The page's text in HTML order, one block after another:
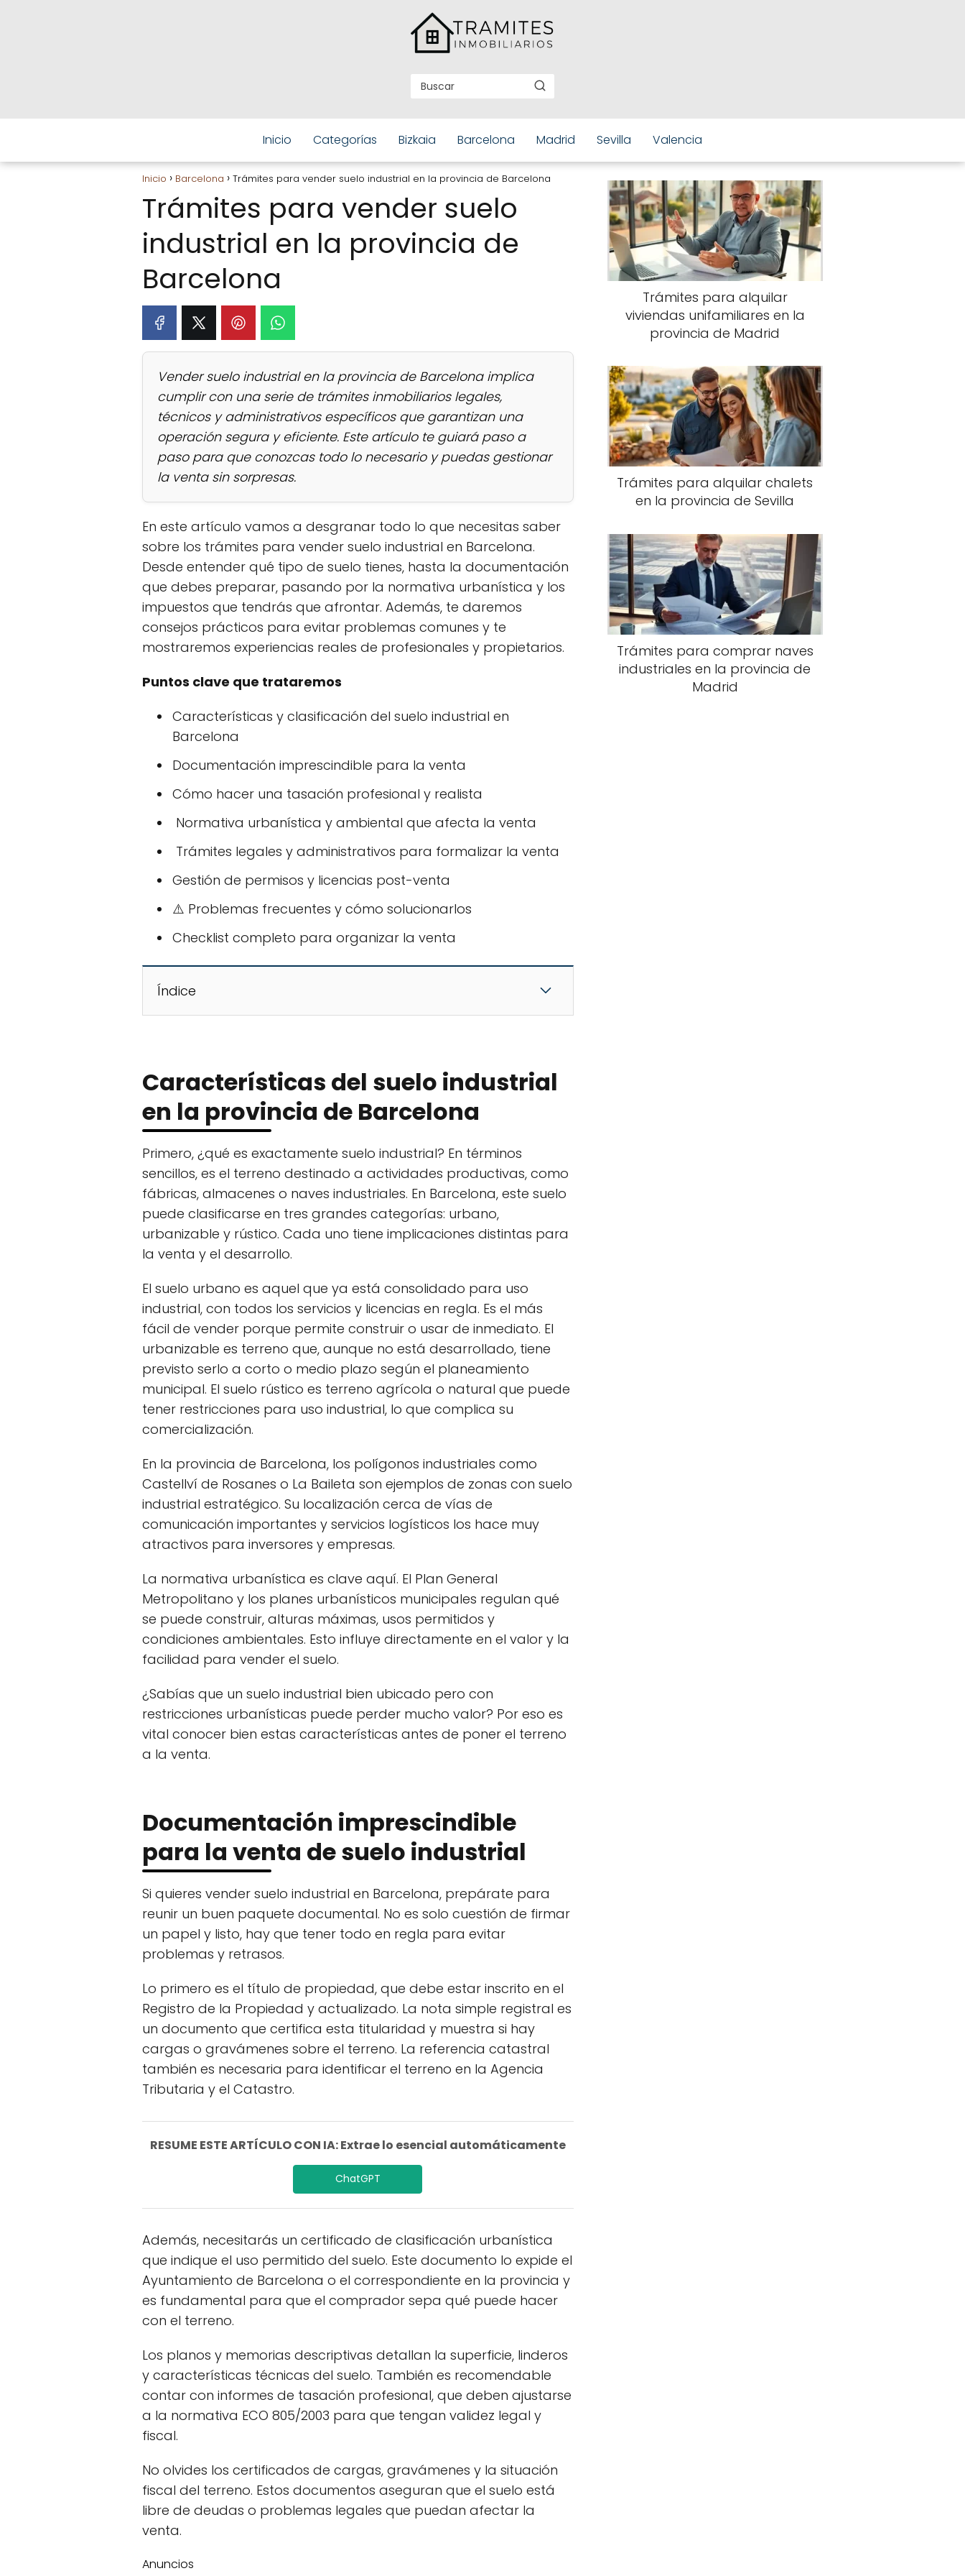
Inicio Categorías Bizkaia Barcelona Madrid Sevilla Valencia
Inicio Barcelona Trámites para vender suelo industrial en la provincia de Barcelona
Trámites para vender suelo
industrial en la provincia de
Barcelona
Vender suelo industrial en la provincia de Barcelona implica
cumplir con una serie de trámites inmobiliarios legales,
técnicos y administrativos específicos que garantizan una
operación segura y eficiente. Este artículo te guiará paso a
paso para que conozcas todo lo necesario y puedas gestionar
la venta sin sorpresas.
En este artículo vamos a desgranar todo lo que necesitas saber
sobre los trámites para vender suelo industrial en Barcelona.
Desde entender qué tipo de suelo tienes, hasta la documentación
que debes preparar, pasando por la normativa urbanística y los
impuestos que tendrás que afrontar. Además, te daremos
consejos prácticos para evitar problemas comunes y te
mostraremos experiencias reales de profesionales y propietarios.
Puntos clave que trataremos
Características y clasificación del suelo industrial en
Barcelona
Documentación imprescindible para la venta
Cómo hacer una tasación profesional y realista
️ Normativa urbanística y ambiental que afecta la venta
️ Trámites legales y administrativos para formalizar la venta
Gestión de permisos y licencias post-venta
⚠️ Problemas frecuentes y cómo solucionarlos
Checklist completo para organizar la venta
Índice
Características del suelo industrial
en la provincia de Barcelona
Primero, ¿qué es exactamente suelo industrial? En términos
sencillos, es el terreno destinado a actividades productivas, como
fábricas, almacenes o naves industriales. En Barcelona, este suelo
puede clasificarse en tres grandes categorías: urbano,
urbanizable y rústico. Cada uno tiene implicaciones distintas para
la venta y el desarrollo.
El suelo urbano es aquel que ya está consolidado para uso
industrial, con todos los servicios y licencias en regla. Es el más
fácil de vender porque permite construir o usar de inmediato. El
urbanizable es terreno que, aunque no está desarrollado, tiene
previsto serlo a corto o medio plazo según el planeamiento
municipal. El suelo rústico es terreno agrícola o natural que puede
tener restricciones para uso industrial, lo que complica su
comercialización.
En la provincia de Barcelona, los polígonos industriales como
Castellví de Rosanes o La Baileta son ejemplos de zonas con suelo
industrial estratégico. Su localización cerca de vías de
comunicación importantes y servicios logísticos los hace muy
atractivos para inversores y empresas.
La normativa urbanística es clave aquí. El Plan General
Metropolitano y los planes urbanísticos municipales regulan qué
se puede construir, alturas máximas, usos permitidos y
condiciones ambientales. Esto influye directamente en el valor y la
facilidad para vender el suelo.
¿Sabías que un suelo industrial bien ubicado pero con
restricciones urbanísticas puede perder mucho valor? Por eso es
vital conocer bien estas características antes de poner el terreno
a la venta.
Documentación imprescindible
para la venta de suelo industrial
Si quieres vender suelo industrial en Barcelona, prepárate para
reunir un buen paquete documental. No es solo cuestión de firmar
un papel y listo, hay que tener todo en regla para evitar
problemas y retrasos.
Lo primero es el título de propiedad, que debe estar inscrito en el
Registro de la Propiedad y actualizado. La nota simple registral es
un documento que certifica esta titularidad y muestra si hay
cargas o gravámenes sobre el terreno. La referencia catastral
también es necesaria para identificar el terreno en la Agencia
Tributaria y el Catastro.
RESUME ESTE ARTÍCULO CON IA: Extrae lo esencial automáticamente
ChatGPT
Además, necesitarás un certificado de clasificación urbanística
que indique el uso permitido del suelo. Este documento lo expide el
Ayuntamiento de Barcelona o el correspondiente en la provincia y
es fundamental para que el comprador sepa qué puede hacer
con el terreno.
Los planos y memorias descriptivas detallan la superficie, linderos
y características técnicas del suelo. También es recomendable
contar con informes de tasación profesional, que deben ajustarse
a la normativa ECO 805/2003 para que tengan validez legal y
fiscal.
No olvides los certificados de cargas, gravámenes y la situación
fiscal del terreno. Estos documentos aseguran que el suelo está
libre de deudas o problemas legales que puedan afectar la
venta.
Anuncios
Trámites para alquilar
viviendas unifamiliares en la
provincia de Madrid
Trámites para alquilar chalets
en la provincia de Sevilla
Trámites para comprar naves
industriales en la provincia de
Madrid